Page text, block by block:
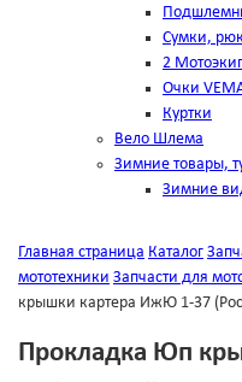
Сумки,
2
Очки
Куртки
Вело Шлема
Зимние товары,
Зимние
Главная страница Каталог
мототехники Запчасти для
крышки картера ИжЮ 1-37
Прокладка Юп